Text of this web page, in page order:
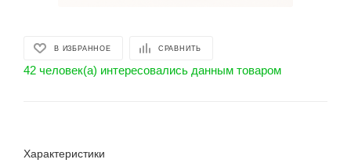
В ИЗБРАННОЕ СРАВНИТЬ
42 человек(а) интересовались данным товаром
Характеристики